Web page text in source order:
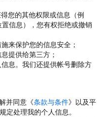
您的其他权限或信息（例
信息），您有权拒绝或撤销
来保护您的信息安全；
提供给第三方；
息。我们还提供帐号删除方
并同意《条款与条件》以及平
定处理我的个人信息。